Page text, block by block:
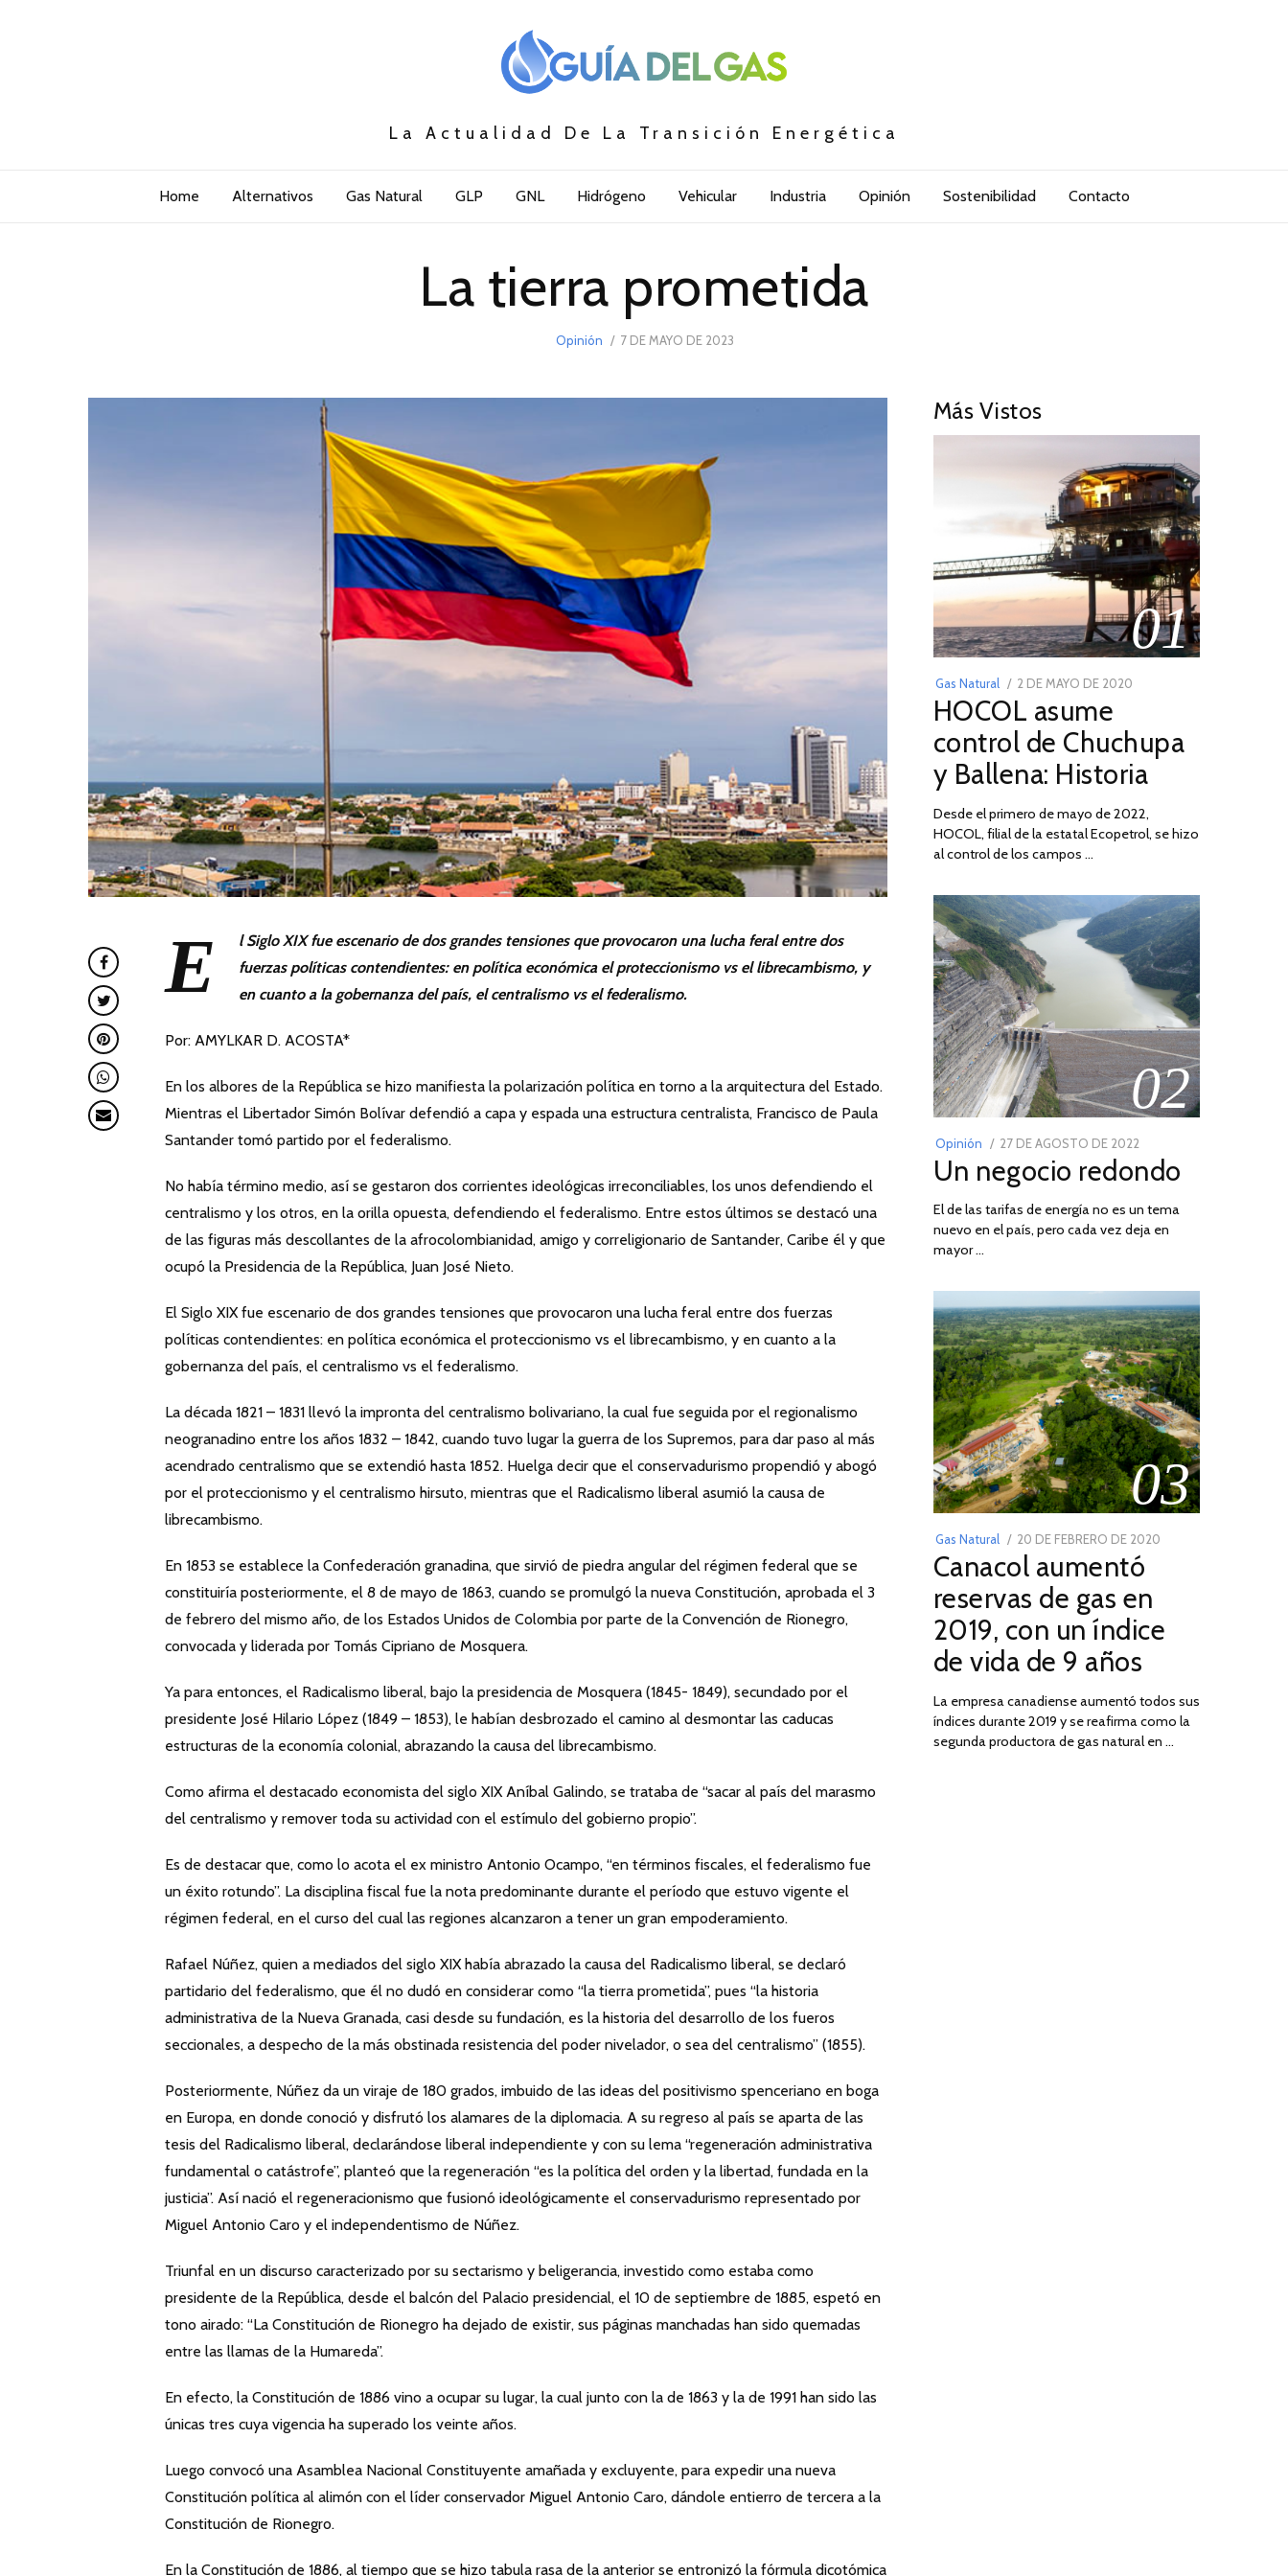
La Actualidad De La Transición Energética
Home Alternativos Gas Natural GLP GNL Hidrógeno Vehicular Industria Opinión Sostenibilidad Contacto
La tierra prometida
Opinión
POSTED
7 DE MAYO DE 2023
E
l Siglo XIX fue escenario de dos grandes tensiones que provocaron una lucha feral entre dos
fuerzas políticas contendientes: en política económica el proteccionismo vs el librecambismo, y
en cuanto a la gobernanza del país, el centralismo vs el federalismo.
Por: AMYLKAR D. ACOSTA*
En los albores de la República se hizo manifiesta la polarización política en torno a la arquitectura del Estado.
Mientras el Libertador Simón Bolívar defendió a capa y espada una estructura centralista, Francisco de Paula
Santander tomó partido por el federalismo.
No había término medio, así se gestaron dos corrientes ideológicas irreconciliables, los unos defendiendo el
centralismo y los otros, en la orilla opuesta, defendiendo el federalismo. Entre estos últimos se destacó una
de las figuras más descollantes de la afrocolombianidad, amigo y correligionario de Santander, Caribe él y que
ocupó la Presidencia de la República, Juan José Nieto.
El Siglo XIX fue escenario de dos grandes tensiones que provocaron una lucha feral entre dos fuerzas
políticas contendientes: en política económica el proteccionismo vs el librecambismo, y en cuanto a la
gobernanza del país, el centralismo vs el federalismo.
La década 1821 – 1831 llevó la impronta del centralismo bolivariano, la cual fue seguida por el regionalismo
neogranadino entre los años 1832 – 1842, cuando tuvo lugar la guerra de los Supremos, para dar paso al más
acendrado centralismo que se extendió hasta 1852. Huelga decir que el conservadurismo propendió y abogó
por el proteccionismo y el centralismo hirsuto, mientras que el Radicalismo liberal asumió la causa de
librecambismo.
En 1853 se establece la Confederación granadina, que sirvió de piedra angular del régimen federal que se
constituiría posteriormente, el 8 de mayo de 1863, cuando se promulgó la nueva Constitución, aprobada el 3
de febrero del mismo año, de los Estados Unidos de Colombia por parte de la Convención de Rionegro,
convocada y liderada por Tomás Cipriano de Mosquera.
Ya para entonces, el Radicalismo liberal, bajo la presidencia de Mosquera (1845- 1849), secundado por el
presidente José Hilario López (1849 – 1853), le habían desbrozado el camino al desmontar las caducas
estructuras de la economía colonial, abrazando la causa del librecambismo.
Como afirma el destacado economista del siglo XIX Aníbal Galindo, se trataba de “sacar al país del marasmo
del centralismo y remover toda su actividad con el estímulo del gobierno propio”.
Es de destacar que, como lo acota el ex ministro Antonio Ocampo, “en términos fiscales, el federalismo fue
un éxito rotundo”. La disciplina fiscal fue la nota predominante durante el período que estuvo vigente el
régimen federal, en el curso del cual las regiones alcanzaron a tener un gran empoderamiento.
Rafael Núñez, quien a mediados del siglo XIX había abrazado la causa del Radicalismo liberal, se declaró
partidario del federalismo, que él no dudó en considerar como “la tierra prometida”, pues “la historia
administrativa de la Nueva Granada, casi desde su fundación, es la historia del desarrollo de los fueros
seccionales, a despecho de la más obstinada resistencia del poder nivelador, o sea del centralismo” (1855).
Posteriormente, Núñez da un viraje de 180 grados, imbuido de las ideas del positivismo spenceriano en boga
en Europa, en donde conoció y disfrutó los alamares de la diplomacia. A su regreso al país se aparta de las
tesis del Radicalismo liberal, declarándose liberal independiente y con su lema “regeneración administrativa
fundamental o catástrofe”, planteó que la regeneración “es la política del orden y la libertad, fundada en la
justicia”. Así nació el regeneracionismo que fusionó ideológicamente el conservadurismo representado por
Miguel Antonio Caro y el independentismo de Núñez.
Triunfal en un discurso caracterizado por su sectarismo y beligerancia, investido como estaba como
presidente de la República, desde el balcón del Palacio presidencial, el 10 de septiembre de 1885, espetó en
tono airado: “La Constitución de Rionegro ha dejado de existir, sus páginas manchadas han sido quemadas
entre las llamas de la Humareda”.
En efecto, la Constitución de 1886 vino a ocupar su lugar, la cual junto con la de 1863 y la de 1991 han sido las
únicas tres cuya vigencia ha superado los veinte años.
Luego convocó una Asamblea Nacional Constituyente amañada y excluyente, para expedir una nueva
Constitución política al alimón con el líder conservador Miguel Antonio Caro, dándole entierro de tercera a la
Constitución de Rionegro.
En la Constitución de 1886, al tiempo que se hizo tabula rasa de la anterior se entronizó la fórmula dicotómica
Más Vistos
01
Gas Natural
POSTED
ON
2 DE MAYO DE 2020
DE
2026
HOCOL asume
control de Chuchupa
y Ballena: Historia
Desde el primero de mayo de 2022,
HOCOL, filial de la estatal Ecopetrol, se hizo
al control de los campos …
02
Opinión
POSTED
ON
27 DE AGOSTO DE 2022
DE
DE
2022
Un negocio redondo
El de las tarifas de energía no es un tema
nuevo en el país, pero cada vez deja en
mayor …
03
Gas Natural
POSTED
ON
20 DE FEBRERO DE 2020
2025
Canacol aumentó
reservas de gas en
2019, con un índice
de vida de 9 años
La empresa canadiense aumentó todos sus
índices durante 2019 y se reafirma como la
segunda productora de gas natural en …